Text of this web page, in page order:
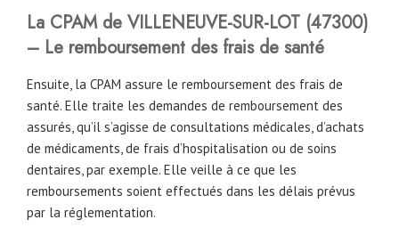
La CPAM de VILLENEUVE-SUR-LOT (47300)
– Le remboursement des frais de santé
Ensuite, la CPAM assure le remboursement des frais de
santé. Elle traite les demandes de remboursement des
assurés, qu’il s’agisse de consultations médicales, d’achats
de médicaments, de frais d’hospitalisation ou de soins
dentaires, par exemple. Elle veille à ce que les
remboursements soient effectués dans les délais prévus
par la réglementation.